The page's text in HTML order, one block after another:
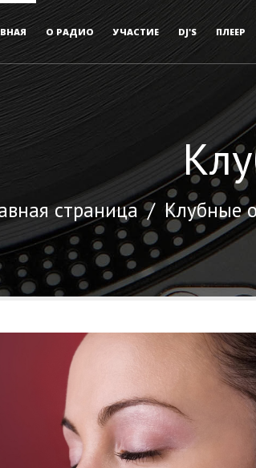
О РАДИО УЧАСТИЕ DJ'S ПЛЕЕР
страница / Клубные